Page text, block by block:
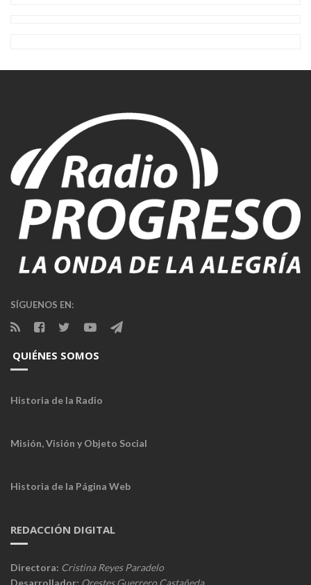
SÍGUENOS EN:
QUIÉNES SOMOS
Historia de la Radio
Misión, Visión y Objeto Social
Historia de la Página Web
REDACCIÓN DIGITAL
Directora: Cristina Reyes Paradelo
Desarrollador: Orestes Guerrero Castañeda